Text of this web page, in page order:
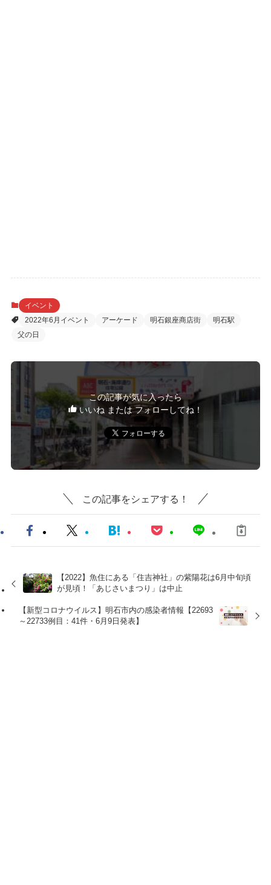
イベント
2022年6月イベント
アーケード 明石銀座商店街
明石駅
父の日
この記事が気に入ったら
いいね または フォローしてね！
この記事をシェアする！
【2022】魚住にある「住吉神社」の紫陽花は6月中旬頃
が見頃！「あじさいまつり」は中止
【新型コロナウイルス】明石市内の感染者情報【22693
～22733例目：41件・6月9日発表】